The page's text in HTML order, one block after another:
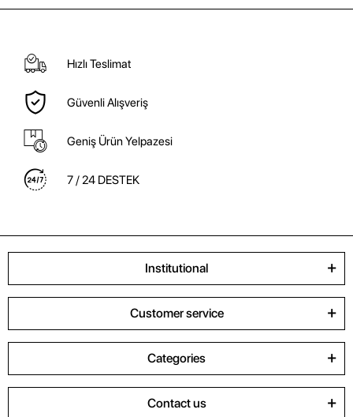
Hızlı Teslimat
Güvenli Alışveriş
Geniş Ürün Yelpazesi
7 / 24 DESTEK
Institutional
Customer service
Categories
Contact us